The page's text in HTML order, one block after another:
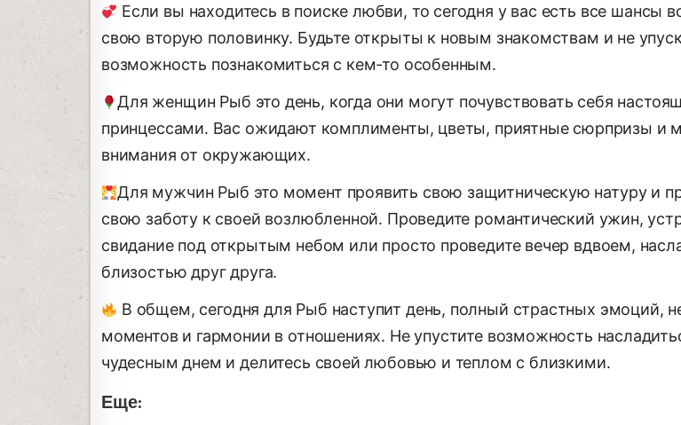
Если вы находитесь в поиске любви, то сегодня у вас есть все шансы
свою вторую половинку. Будьте открыты к новым знакомствам и не
возможность познакомиться с кем-то особенным.
Для женщин Рыб это день, когда они могут почувствовать себя
принцессами. Вас ожидают комплименты, цветы, приятные сюрпризы и
внимания от окружающих.
Для мужчин Рыб это момент проявить свою защитническую натуру и
свою заботу к своей возлюбленной. Проведите романтический ужин,
свидание под открытым небом или просто проведите вечер вдвоем,
близостью друг друга.
В общем, сегодня для Рыб наступит день, полный страстных эмоций,
моментов и гармонии в отношениях. Не упустите возможность
чудесным днем и делитесь своей любовью и теплом с близкими.
Еще: